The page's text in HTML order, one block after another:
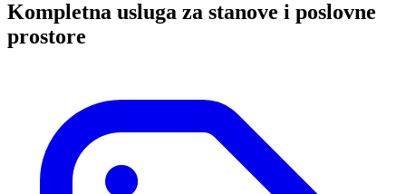
Kompletna usluga za stanove i poslovne
prostore